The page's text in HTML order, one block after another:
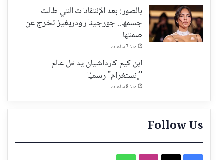
بالصور: بعد الإنتقادات التي طالت
جسمها.. جورجينا رودريغيز تخرج عن
صمتها
منذ 7 ساعات
ابن كيم كارداشيان يدخل عالم
"إنستغرام" رسميًا
منذ 8 ساعات
Follow Us